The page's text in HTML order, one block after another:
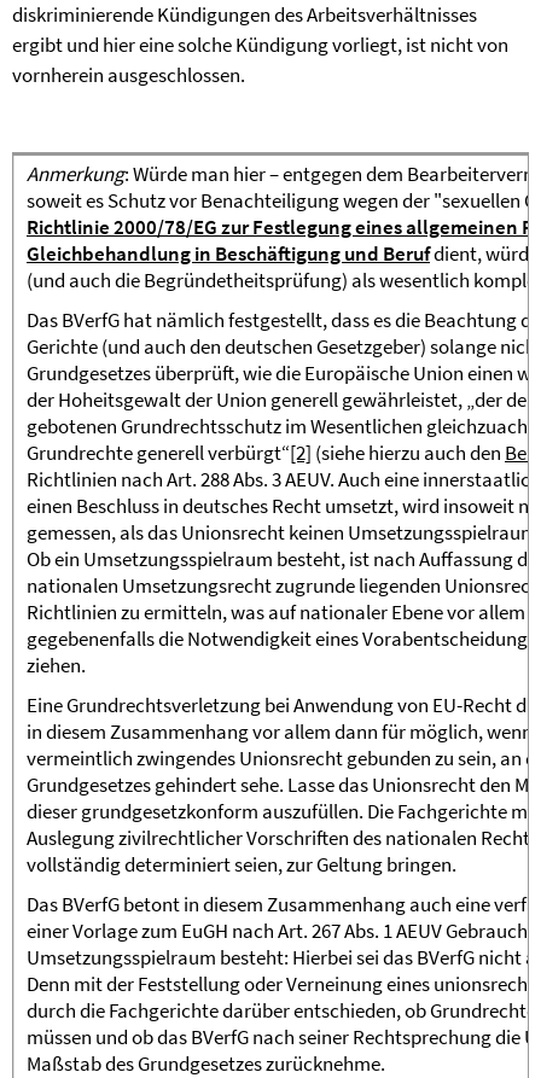
diskriminierende Kündigungen des Arbeitsverhältnisses
ergibt und hier eine solche Kündigung vorliegt, ist nicht von
vornherein ausgeschlossen.
Anmerkung: Würde man hier – entgegen dem
soweit es Schutz vor Benachteiligung wegen der "sexuellen
Richtlinie 2000/78/EG zur Festlegung eines allgemeinen
Gleichbehandlung in Beschäftigung und Berufdient, würde
(und auch die Begründetheitsprüfung) als wesentlich
Das BVerfG hat nämlich festgestellt, dass es die Beachtung
Gerichte (und auch den deutschen Gesetzgeber) solange
Grundgesetzes überprüft, wie die Europäische Union einen
der Hoheitsgewalt der Union generell gewährleistet, „der
gebotenen Grundrechtsschutz im Wesentlichen
Grundrechte generell verbürgt“[2] (siehe hierzu auch den
Richtlinien nach Art. 288 Abs. 3 AEUV. Auch eine
einen Beschluss in deutsches Recht umsetzt, wird insoweit
gemessen, als das Unionsrecht keinen
Ob ein Umsetzungsspielraum besteht, ist nach Auffassung
nationalen Umsetzungsrecht zugrunde liegenden
Richtlinien zu ermitteln, was auf nationaler Ebene vor allem
gegebenenfalls die Notwendigkeit eines
ziehen.
Eine Grundrechtsverletzung bei Anwendung von EU-Recht
in diesem Zusammenhang vor allem dann für möglich, wenn
vermeintlich zwingendes Unionsrecht gebunden zu sein, an
Grundgesetzes gehindert sehe. Lasse das Unionsrecht den
dieser grundgesetzkonform auszufüllen. Die Fachgerichte
Auslegung zivilrechtlicher Vorschriften des nationalen
vollständig determiniert seien, zur Geltung bringen.
Das BVerfG betont in diesem Zusammenhang auch eine
einer Vorlage zum EuGH nach Art. 267 Abs. 1 AEUV
Umsetzungsspielraum besteht: Hierbei sei das BVerfG nicht
Denn mit der Feststellung oder Verneinung eines
durch die Fachgerichte darüber entschieden, ob
müssen und ob das BVerfG nach seiner Rechtsprechung
Maßstab des Grundgesetzes zurücknehme.